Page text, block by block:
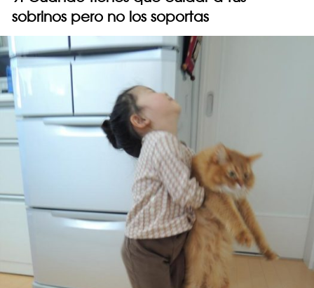
sobrinos pero no los soportas